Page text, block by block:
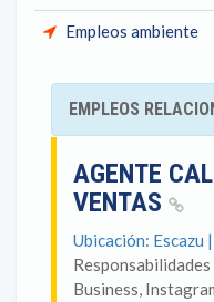
Empleos ambiente
EMPLEOS
AGENTE
VENTAS
Ubicación: Escazu
Business,